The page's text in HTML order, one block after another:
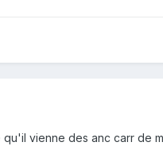
vienne des anc carr de